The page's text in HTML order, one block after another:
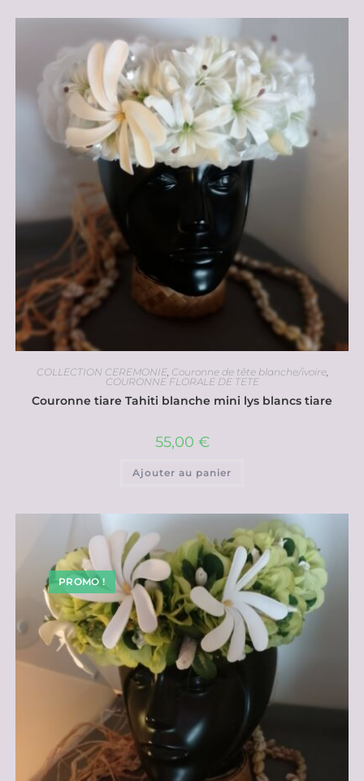
COLLECTION CEREMONIE, Couronne de tête blanche/ivoire,
COURONNE FLORALE DE TETE
Couronne tiare Tahiti blanche mini lys blancs tiare
55,00 €
Ajouter au panier
PROMO !